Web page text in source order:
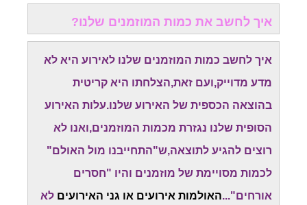
איך לחשב את כמות המוזמנים שלנו?
איך לחשב כמות המוזמנים שלנו לאירוע היא לא
מדע מדוייק,ועם זאת,הצלחתו היא קריטית
בהוצאה הכספית של האירוע שלנו.עלות האירוע
הסופית שלנו נגזרת מכמות המוזמנים,ואנו לא
רוצים להגיע לתוצאה,ש"התחייבנו מול האולם"
לכמות מסויימת של מוזמנים והיו "חסרים
אורחים"...האולמות אירועים או גני האירועים לא